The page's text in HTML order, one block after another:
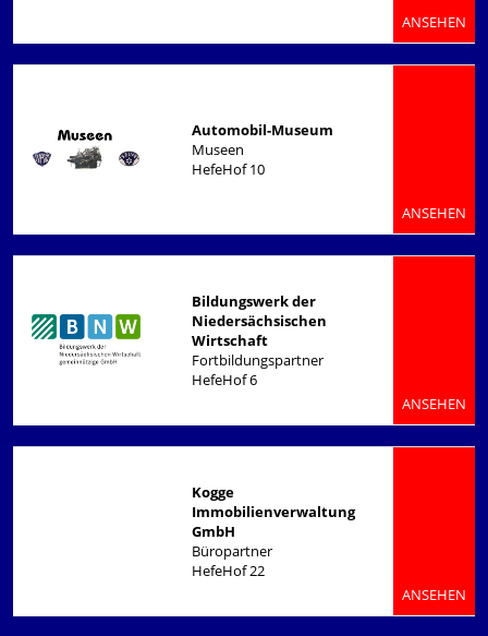
ANSEHEN
Automobil-Museum
Museen
HefeHof 10
ANSEHEN
Bildungswerk der
Niedersächsischen
Wirtschaft
Fortbildungspartner
HefeHof 6
ANSEHEN
Kogge
Immobilienverwaltung
GmbH
Büropartner
HefeHof 22
ANSEHEN